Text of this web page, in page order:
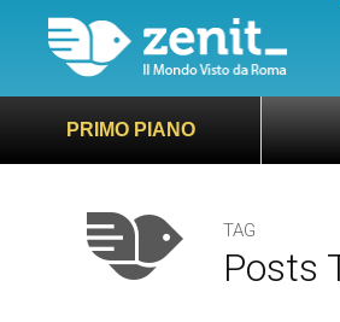
PRIMO PIANO
TAG
Posts